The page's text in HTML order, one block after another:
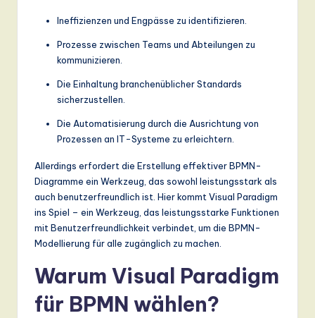
In
o
ti
Ineffizienzen und Engpässe zu identifizieren.
Prozesse zwischen Teams und Abteilungen zu
kommunizieren.
Die Einhaltung branchenüblicher Standards
sicherzustellen.
Die Automatisierung durch die Ausrichtung von
Prozessen an IT-Systeme zu erleichtern.
Allerdings erfordert die Erstellung effektiver BPMN-
Diagramme ein Werkzeug, das sowohl leistungsstark als
auch benutzerfreundlich ist. Hier kommt Visual Paradigm
ins Spiel – ein Werkzeug, das leistungsstarke Funktionen
mit Benutzerfreundlichkeit verbindet, um die BPMN-
Modellierung für alle zugänglich zu machen.
Warum Visual Paradigm
für BPMN wählen?